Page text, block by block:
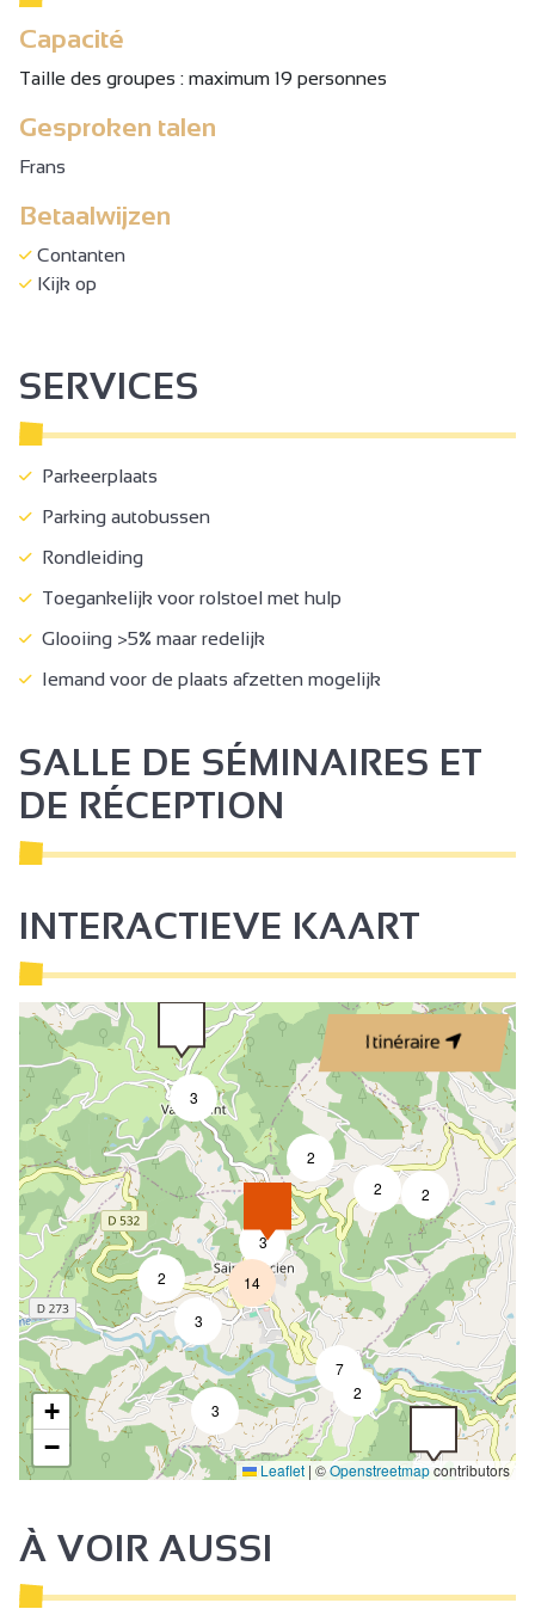
Capacité
Taille des groupes : maximum 19 personnes
Gesproken talen
Frans
Betaalwijzen
Contanten
Kijk op
SERVICES
Parkeerplaats
Parking autobussen
Rondleiding
Toegankelijk voor rolstoel met hulp
Glooiing >5% maar redelijk
Iemand voor de plaats afzetten mogelijk
SALLE DE SÉMINAIRES ET
DE RÉCEPTION
INTERACTIEVE KAART
Itinéraire
3
2
2
2
2
7
3
2
3
3
14
+
−
Leaflet | ©Openstreetmapcontributors
À VOIR AUSSI